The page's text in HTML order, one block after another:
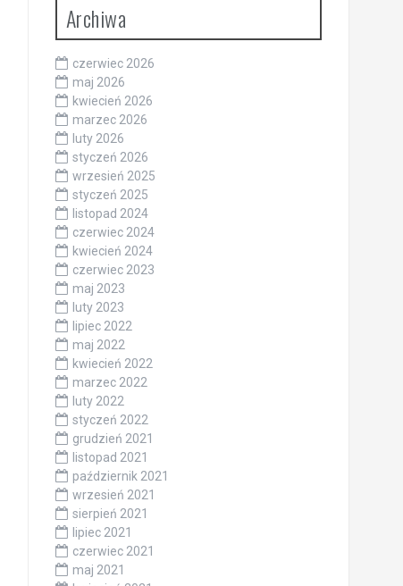
Archiwa
czerwiec 2026
maj 2026
kwiecień 2026
marzec 2026
luty 2026
styczeń 2026
wrzesień 2025
styczeń 2025
listopad 2024
czerwiec 2024
kwiecień 2024
czerwiec 2023
maj 2023
luty 2023
lipiec 2022
maj 2022
kwiecień 2022
marzec 2022
luty 2022
styczeń 2022
grudzień 2021
listopad 2021
październik 2021
wrzesień 2021
sierpień 2021
lipiec 2021
czerwiec 2021
maj 2021